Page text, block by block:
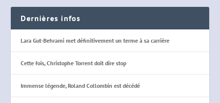
Dernières infos
Lara Gut-Behrami met définitivement un terme à sa carrière
Cette fois, Christophe Torrent doit dire stop
Immense légende, Roland Collombin est décédé